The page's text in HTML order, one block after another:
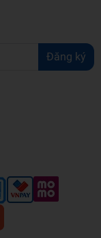
Đăng ký